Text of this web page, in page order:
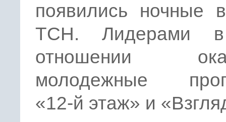
появились ночные
ТСН. Лидерами
отношении
молодежные
«12-й этаж» и